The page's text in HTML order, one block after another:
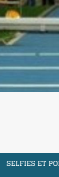
SELFIES ET